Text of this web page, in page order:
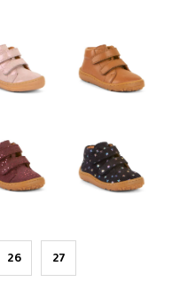
26 27